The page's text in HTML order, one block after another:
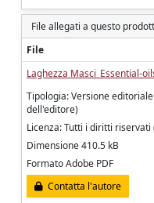
File allegati a questo
File
Laghezza Masci_Essential-
Tipologia: Versione
dell'editore)
Licenza: Tutti i diritti
Dimensione 410.5 kB
Formato Adobe PDF
Contatta l'autore